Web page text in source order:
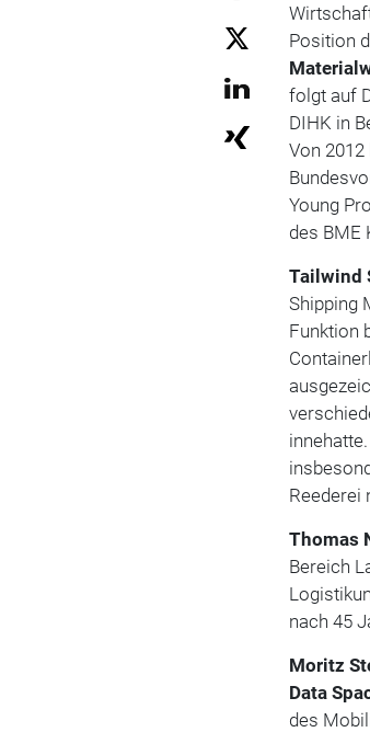
Position
folgt auf
DIHK in
Von
Young
des BME
Tailwind
Shipping
Funktion
Reederei
Thomas
Bereich
nach 45
Moritz
Data
des